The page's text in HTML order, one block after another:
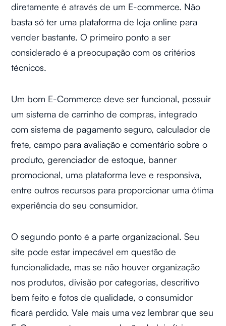
diretamente é através de um E-commerce. Não
basta só ter uma plataforma de loja online para
vender bastante. O primeiro ponto a ser
considerado é a preocupação com os critérios
técnicos.
Um bom E-Commerce deve ser funcional, possuir
um sistema de carrinho de compras, integrado
com sistema de pagamento seguro, calculador de
frete, campo para avaliação e comentário sobre o
produto, gerenciador de estoque, banner
promocional, uma plataforma leve e responsiva,
entre outros recursos para proporcionar uma ótima
experiência do seu consumidor.
O segundo ponto é a parte organizacional. Seu
site pode estar impecável em questão de
funcionalidade, mas se não houver organização
nos produtos, divisão por categorias, descritivo
bem feito e fotos de qualidade, o consumidor
ficará perdido. Vale mais uma vez lembrar que seu